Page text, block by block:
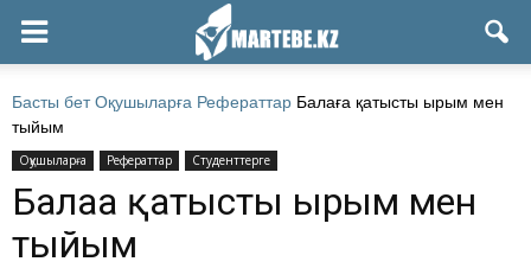
Басты бет Оқушыларға Рефераттар Балаға қатысты ырым мен
тыйым
Оқушыларға Рефераттар Студенттерге
Балаға қатысты ырым мен
тыйым